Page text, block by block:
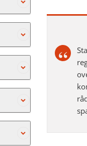
søges